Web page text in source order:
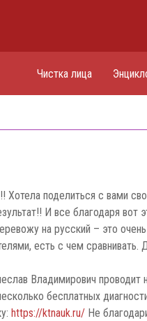
Чистка лица
Хотела поделиться с вами
И все благодаря вот
на русский – это
есть с чем сравнивать.
Владимирович проводит
бесплатных
https://ktnauk.ru/ Не